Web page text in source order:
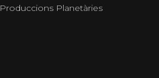
Produccions Planetàries